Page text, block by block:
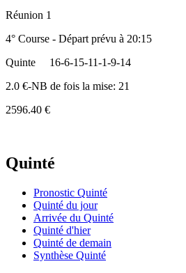
Réunion 1
4° Course - Départ prévu à 20:15
Quinte
16-6-15-11-1-9-14
2.0 €-NB de fois la mise: 21
2596.40 €
Quinté
Pronostic Quinté
Quinté du jour
Arrivée du Quinté
Quinté d'hier
Quinté de demain
Synthèse Quinté